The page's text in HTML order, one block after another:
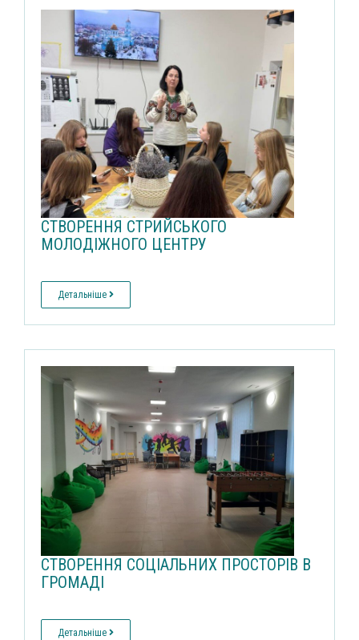
СТВОРЕННЯ СТРИЙСЬКОГО
МОЛОДІЖНОГО ЦЕНТРУ
Детальніше
СТВОРЕННЯ СОЦІАЛЬНИХ ПРОСТОРІВ В
ГРОМАДІ
Детальніше